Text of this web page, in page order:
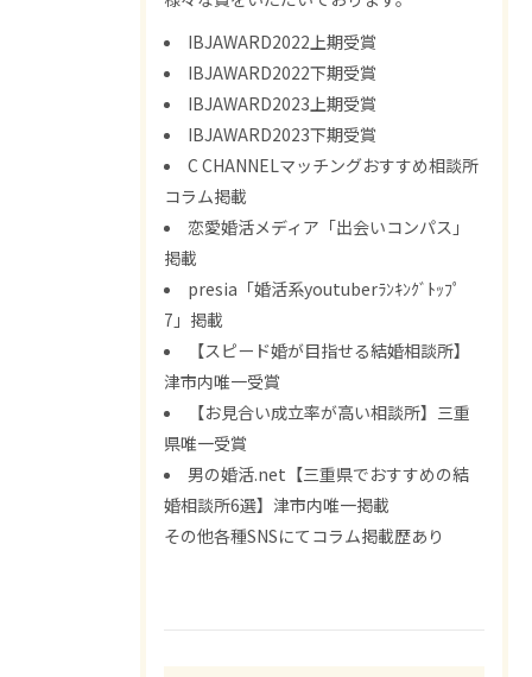
IBJAWARD2022上期受賞
IBJAWARD2022下期受賞
IBJAWARD2023上期受賞
IBJAWARD2023下期受賞
C CHANNELマッチングおすすめ相談所
コラム掲載
恋愛婚活メディア「出会いコンパス」
掲載
presia「婚活系youtuberﾗﾝｷﾝｸﾞﾄｯﾌﾟ
7」掲載
【スピード婚が目指せる結婚相談所】
津市内唯一受賞
【お見合い成立率が高い相談所】三重
県唯一受賞
男の婚活.net【三重県でおすすめの結
婚相談所6選】津市内唯一掲載
その他各種SNSにてコラム掲載歴あり